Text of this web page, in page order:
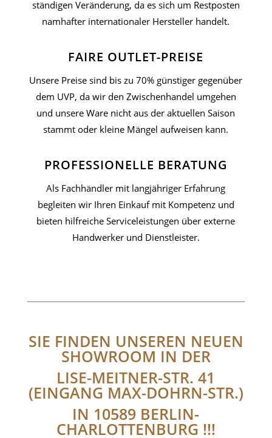
ständigen Veränderung, da es sich um Restposten
namhafter internationaler Hersteller handelt.
FAIRE OUTLET-PREISE
Unsere Preise sind bis zu 70% günstiger gegenüber
dem UVP, da wir den Zwischenhandel umgehen
und unsere Ware nicht aus der aktuellen Saison
stammt oder kleine Mängel aufweisen kann.
PROFESSIONELLE BERATUNG
Als Fachhändler mit langjähriger Erfahrung
begleiten wir Ihren Einkauf mit Kompetenz und
bieten hilfreiche Serviceleistungen über externe
Handwerker und Dienstleister.
SIE FINDEN UNSEREN NEUEN
SHOWROOM IN DER
LISE-MEITNER-STR. 41
(EINGANG MAX-DOHRN-STR.)
IN 10589 BERLIN-
CHARLOTTENBURG !!!